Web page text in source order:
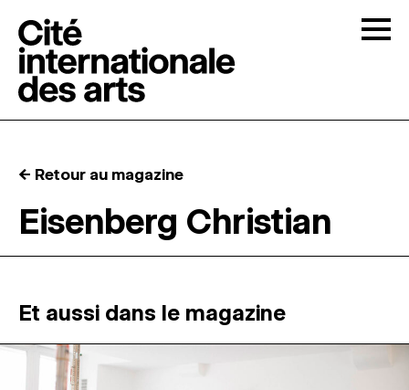
RÉSIDENCES ↓
ATELIERS OUVERTS
PROGRAMMATION
← Retour au magazine
Eisenberg Christian
Et aussi dans le magazine